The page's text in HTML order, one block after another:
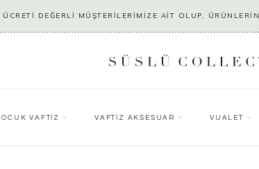
DEĞERLİ MÜŞTERİLERİMİZE AİT OLUP,
VAFTİZ VAFTİZ AKSESUAR VUALET